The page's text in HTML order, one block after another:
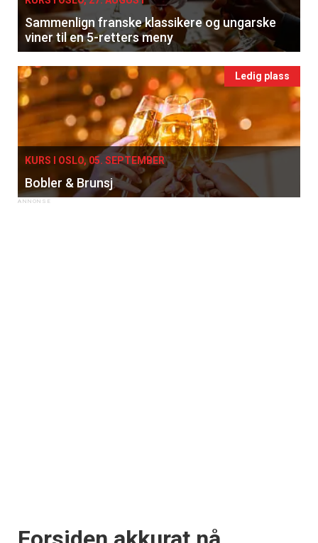
Sammenlign franske klassikere og ungarske
viner til en 5-retters meny
Ledig plass
KURS I OSLO, 05. SEPTEMBER
Bobler & Brunsj